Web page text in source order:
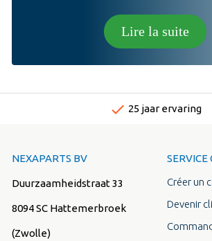
Lire la suite
NEXAPARTS BV
Duurzaamheidstraat 33
8094 SC Hattemerbroek
(Zwolle)
SERVICE
Créer un
Devenir